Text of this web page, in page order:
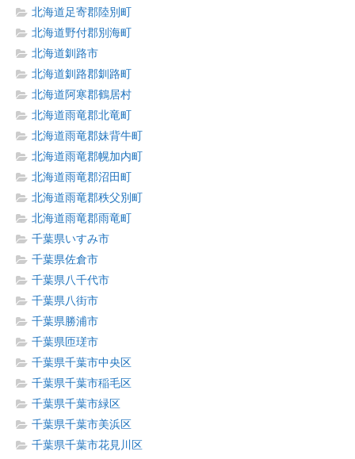
北海道足寄郡陸別町
北海道野付郡別海町
北海道釧路市
北海道釧路郡釧路町
北海道阿寒郡鶴居村
北海道雨竜郡北竜町
北海道雨竜郡妹背牛町
北海道雨竜郡幌加内町
北海道雨竜郡沼田町
北海道雨竜郡秩父別町
北海道雨竜郡雨竜町
千葉県いすみ市
千葉県佐倉市
千葉県八千代市
千葉県八街市
千葉県勝浦市
千葉県匝瑳市
千葉県千葉市中央区
千葉県千葉市稲毛区
千葉県千葉市緑区
千葉県千葉市美浜区
千葉県千葉市花見川区